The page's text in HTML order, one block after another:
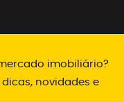
imobiliário?
dicas, novidades e